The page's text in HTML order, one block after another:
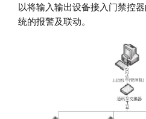
以将输入输出设备接入门禁控
统的报警及联动。